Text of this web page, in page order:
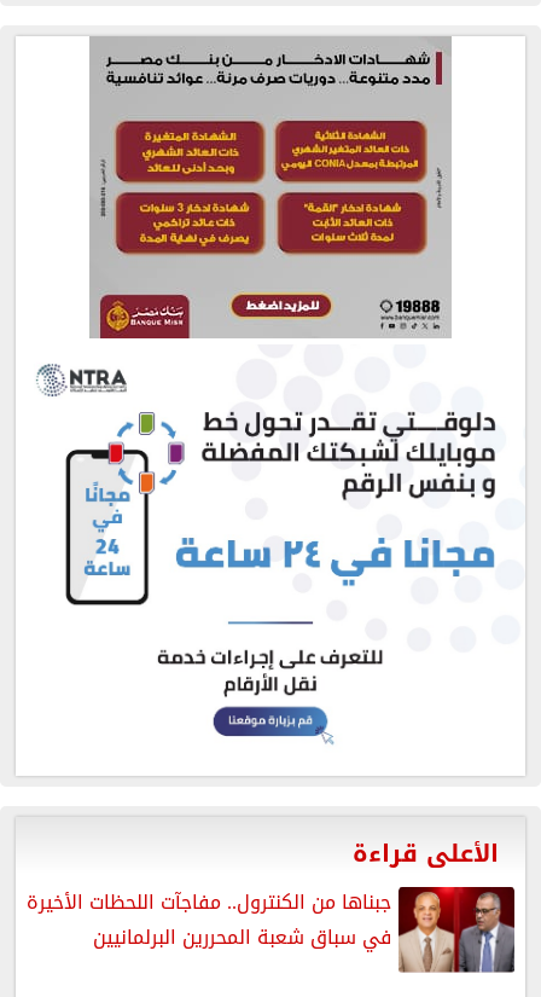
الأعلى قراءة
جبناها من الكنترول.. مفاجآت اللحظات الأخيرة
في سباق شعبة المحررين البرلمانيين